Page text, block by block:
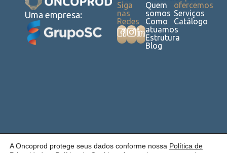
Uma empresa:
Quem
somos
Como
atuamos
Estrutura
Blog
ofercemos
Serviços
Catálogo
Siga
nas
Redes
Política deCookies
LaudosRecalls
E-
TrabalheDesenvolvido
A Oncoprod protege seus dados conforme nossa Política de